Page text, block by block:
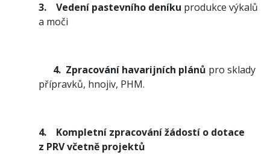
3. Vedení pastevního deníku produkce výkalů
a moči
4. Zpracování havarijních plánů pro sklady
přípravků, hnojiv, PHM.
4.
Kompletní zpracování žádostí o dotace
z PRV včetně projektů